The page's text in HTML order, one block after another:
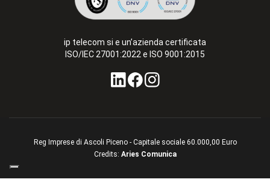
ip telecom si e un’azienda certificata
ISO/IEC 27001:2022 e ISO 9001:2015
Reg Imprese di Ascoli Piceno - Capitale sociale 60.000,00 Euro
Credits: Aries Comunica